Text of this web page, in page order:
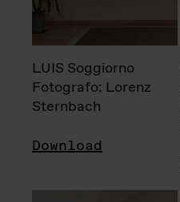
LUIS Soggiorno
Fotografo: Lorenz
Sternbach
Download